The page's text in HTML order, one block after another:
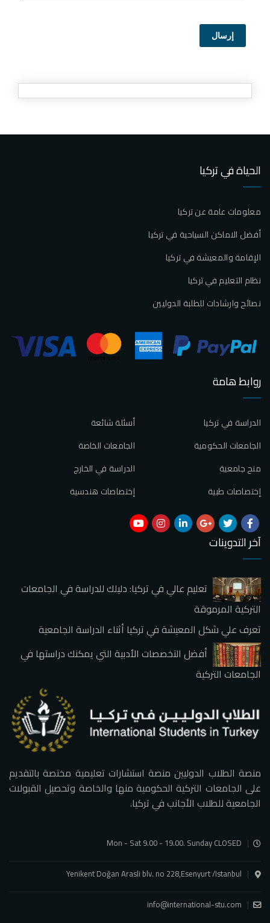
إرسال
الحياة في تركيا
معلومات عامة عن تركيا
أفضل الاماكن السياحية في تركيا
الإقامة والمعيشة في تركيا
نظام التعليم في تركيا
نصائح وارشادات للطلبة الدوليين
روابط هامة
أسئلة شائعة
الدراسة في تركيا
الجامعات الخاصة
الجامعات الحكومية
الدراسة في الخارج
منح جامعية
إختصاصات هندسية
إختصاصات طبية
آخر التدوينات
تعليم عالي في تركيا: دليلك للدراسة في الجامعات
التركية المرموقة
تعرف علي شكل المعيشة في تركيا أثناء الدراسة الجامعية
أفضل التخصصات الأدبية التي يمكنك دراستها في
الجامعات التركية
منصة الطلاب الدوليين منصة استشارات تعليمية مختصة بالتقديم
على الجامعات التركية الحكومية منها والخاصة وتحصيل القبولات
الجامعية للطلاب الأجانب في تركيا.
Mon - Sat 9.00 - 19.00. Sunday CLOSED
Yenikent Doğan Arasli blv. no 228,Esenyurt /Istanbul
info@international-stu.com